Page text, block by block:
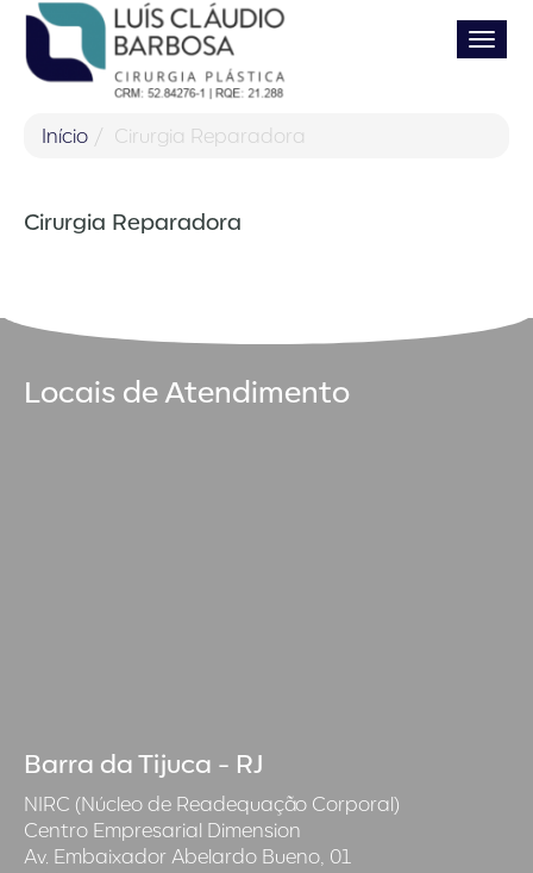
Pular
para
o
Início Cirurgia Reparadora
Cirurgia Reparadora
Locais de Atendimento
Barra da Tijuca - RJ
NIRC (Núcleo de Readequação Corporal)
Centro Empresarial Dimension
Av. Embaixador Abelardo Bueno, 01